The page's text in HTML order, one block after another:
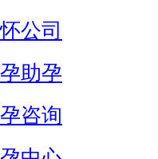
公司
助孕
咨询